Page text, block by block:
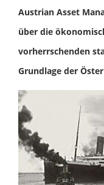
Austrian Asset
über die
vorherrschenden
Grundlage der